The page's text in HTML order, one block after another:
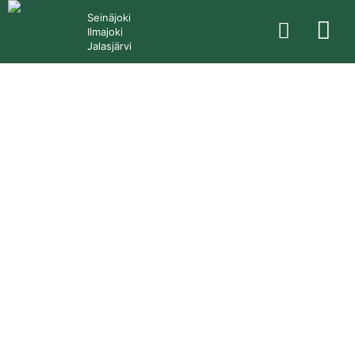
Seinäjoki
Ilmajoki
Jalasjärvi